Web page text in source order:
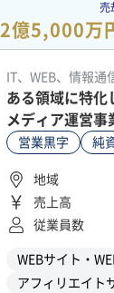
売
2億5,000万
IT、WEB、情報通
ある領域に特化
メディア運営事
営業黒字 純
地域
売上高
従業員数
WEBサイト・
アフィリエイト